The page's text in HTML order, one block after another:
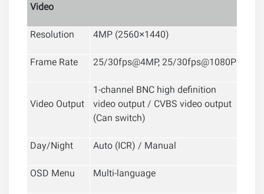
Video
Resolution
4MP (2560×1440)
Frame Rate
25/30fps@4MP, 25/30fps@1080P
Video Output
1-channel BNC high definition
video output / CVBS video output
(Can switch)
Day/Night
Auto (ICR) / Manual
OSD Menu
Multi-language